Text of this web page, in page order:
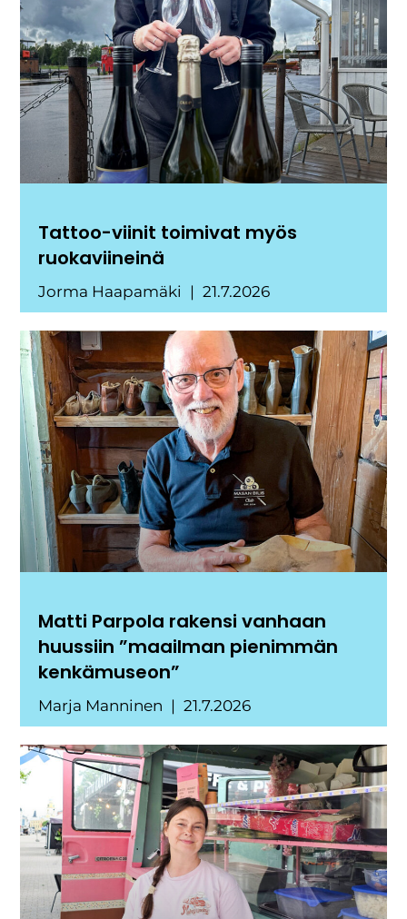
Tattoo-viinit toimivat myös
ruokaviineinä
Jorma Haapamäki 21.7.2026
Matti Parpola rakensi vanhaan
huussiin ”maailman pienimmän
kenkämuseon”
Marja Manninen 21.7.2026